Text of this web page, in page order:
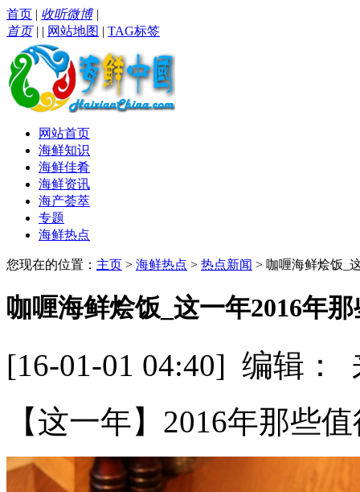
首页 | 收听微博|
首页| | 网站地图 | TAG标签
网站首页
海鲜知识
海鲜佳肴
海鲜资讯
海产荟萃
专题
海鲜热点
您现在的位置： 主页 > 海鲜热点 > 热点新闻 > 咖喱海鲜烩饭_
咖喱海鲜烩饭_这一年2016年
[16-01-01 04:40] 编辑
【这一年】2016年那些